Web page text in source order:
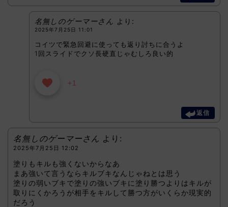
名無しのゲーマーさん より:
2025年7月25日 11:01
コイツで緊急回避に使っても返り討ちに合うよ
1回スライドでクソ長硬直じゃむしろ良い的
+1
返信
名無しのゲーマーさん より:
2025年7月25日 12:02
塗りもキルも強くないからなあ
まあ強いて言うならキルブキなんじゃねとは思う
塗りの弱いブキで塗りの強いブキに塗り勝つよりはキルが
取りにくかろうが相手をキルして勝つ方がいくらか現実的
だろう